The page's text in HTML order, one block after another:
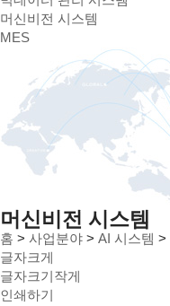
머신비전 시스템
MES
머신비전 시스템
홈 > 사업분야 > AI 시스템 >
글자크게
글자크기작게
인쇄하기